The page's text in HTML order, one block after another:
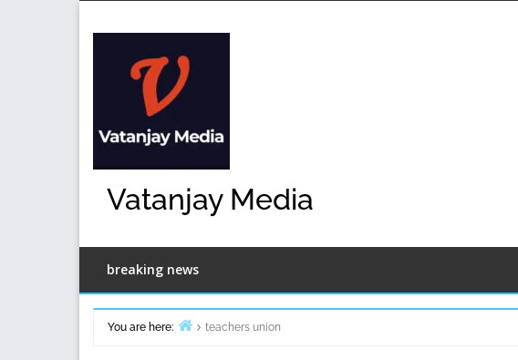
Vatanjay Media
breaking news
You are here:
teachers union